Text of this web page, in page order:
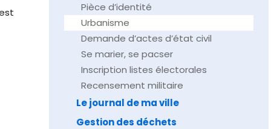
Pièce d’identité
Urbanisme
Demande d’actes d’état civil
Se marier, se pacser
Inscription listes électorales
Recensement militaire
Le journal de ma ville
Gestion des déchets